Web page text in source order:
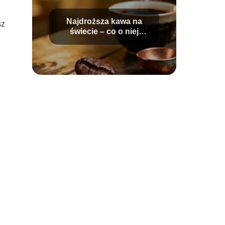
Najdroższa kawa na
świecie – co o niej
wiemy i dlaczego tyle
kosztuje?